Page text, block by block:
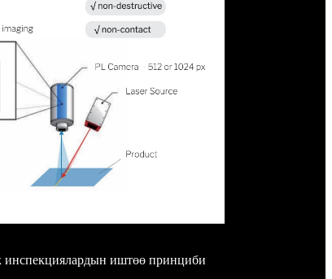
инспекциялардын иштөө принциби